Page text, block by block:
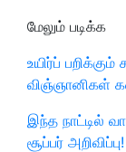
மேலும் படிக்க
உயிர்ப்
விஞ்ஞானிகள்
இந்த நாட்டில்
சூப்பர் அறிவிப்பு!